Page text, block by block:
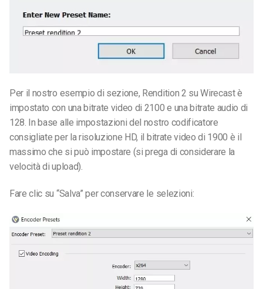
Per il nostro esempio di sezione, Rendition 2 su Wirecast è
impostato con una bitrate video di 2100 e una bitrate audio di
128. In base alle impostazioni del nostro codificatore
consigliate per la risoluzione HD, il bitrate video di 1900 è il
massimo che si può impostare (si prega di considerare la
velocità di upload).
Fare clic su “Salva” per conservare le selezioni: